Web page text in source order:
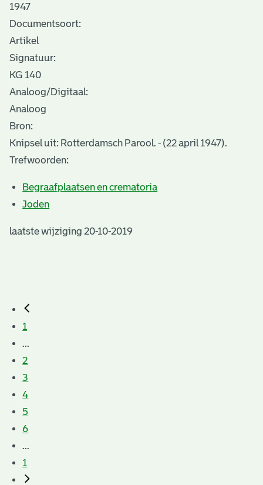
1947
Documentsoort:
Artikel
Signatuur:
KG 140
Analoog/Digitaal:
Analoog
Bron:
Knipsel uit: Rotterdamsch Parool. - (22 april 1947).
Trefwoorden:
Begraafplaatsen en crematoria
Joden
laatste wijziging 20-10-2019
1
...
2
3
4
5
6
...
1